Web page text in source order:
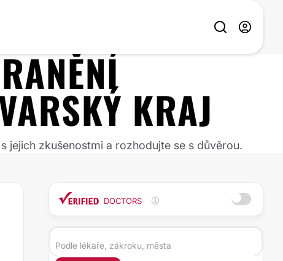
KRAJ
jejich zkušenostmi a rozhodujte se s důvěrou.
DOCTORS